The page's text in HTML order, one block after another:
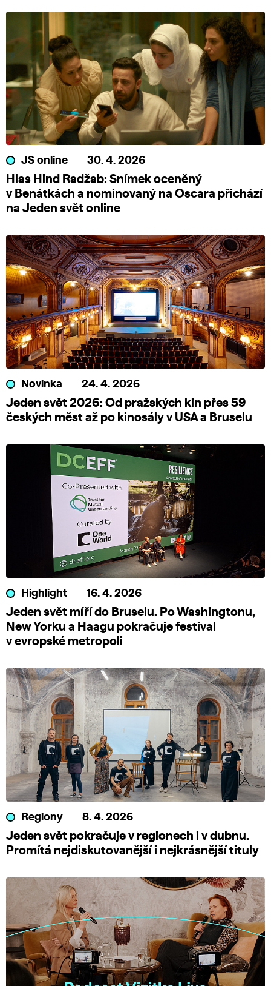
JS online 30. 4. 2026
Hlas Hind Radžab: Snímek oceněný
v Benátkách a nominovaný na Oscara přichází
na Jeden svět online
Novinka 24. 4. 2026
Jeden svět 2026: Od pražských kin přes 59
českých měst až po kinosály v USA a Bruselu
Highlight 16. 4. 2026
Jeden svět míří do Bruselu. Po Washingtonu,
New Yorku a Haagu pokračuje festival
v evropské metropoli
Regiony 8. 4. 2026
Jeden svět pokračuje v regionech i v dubnu.
Promítá nejdiskutovanější i nejkrásnější tituly